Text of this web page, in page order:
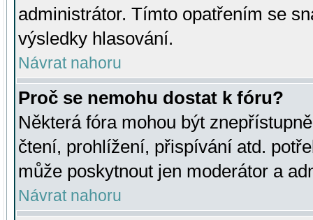
administrátor. Tímto opatřením se
výsledky hlasování.
Návrat nahoru
Proč se nemohu dostat k fóru?
Některá fóra mohou být
čtení, prohlížení, přispívání atd.
může poskytnout jen moderátor a
Návrat nahoru